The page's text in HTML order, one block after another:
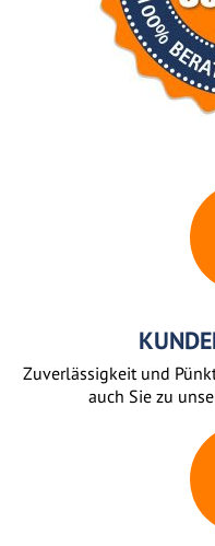
Zuverlässigkeit und
auch Sie zu